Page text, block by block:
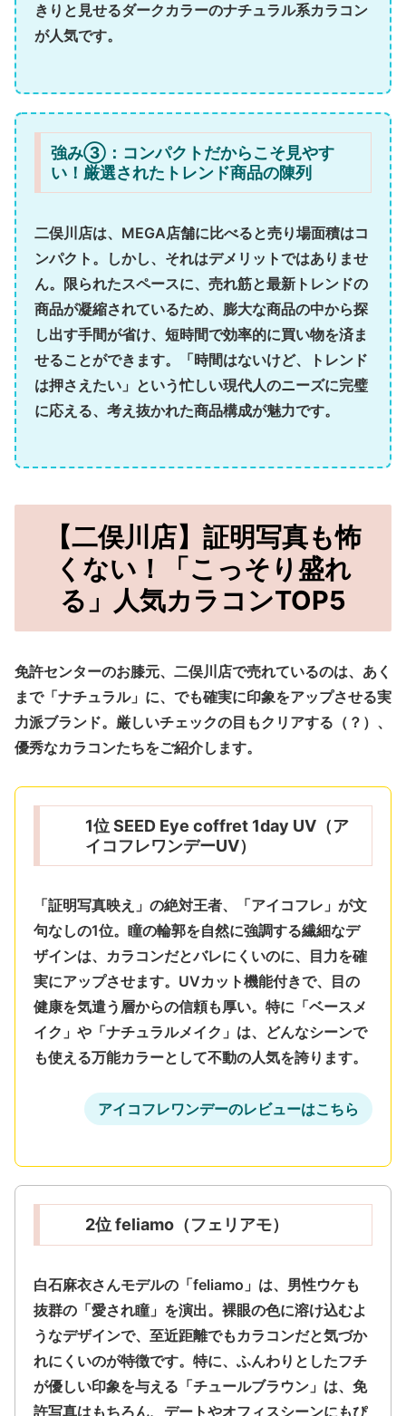
きりと見せるダークカラーのナチュラル系カラコン
が人気です。
強み③：コンパクトだからこそ見やす
い！厳選されたトレンド商品の陳列
二俣川店は、MEGA店舗に比べると売り場面積はコ
ンパクト。しかし、それはデメリットではありませ
ん。 限られたスペースに、売れ筋と最新トレンドの
商品が凝縮されているため、膨大な商品の中から探
し出す手間が省け、短時間で効率的に買い物を済ま
せることができます。「時間はないけど、トレンド
は押さえたい」という忙しい現代人のニーズに完璧
に応える、考え抜かれた商品構成が魅力です。
【二俣川店】証明写真も怖
くない！「こっそり盛れ
る」人気カラコンTOP5
免許センターのお膝元、二俣川店で売れているのは、あく
まで「ナチュラル」に、でも確実に印象をアップさせる実
力派ブランド。厳しいチェックの目もクリアする（？）、
優秀なカラコンたちをご紹介します。
1位 SEED Eye coffret 1day UV（ア
イコフレワンデーUV）
「証明写真映え」の絶対王者、「アイコフレ」が文
句なしの1位。 瞳の輪郭を自然に強調する繊細なデ
ザインは、カラコンだとバレにくいのに、目力を確
実にアップさせます。UVカット機能付きで、目の
健康を気遣う層からの信頼も厚い。特に「ベースメ
イク」や「ナチュラルメイク」は、どんなシーンで
も使える万能カラーとして不動の人気を誇ります。
アイコフレワンデーのレビューはこちら
2位 feliamo（フェリアモ）
白石麻衣さんモデルの「feliamo」は、 男性ウケも
抜群の「愛され瞳」 を演出。裸眼の色に溶け込むよ
うなデザインで、至近距離でもカラコンだと気づか
れにくいのが特徴です。特に、ふんわりとしたフチ
が優しい印象を与える「チュールブラウン」は、免
許写真はもちろん、デートやオフィスシーンにもぴ